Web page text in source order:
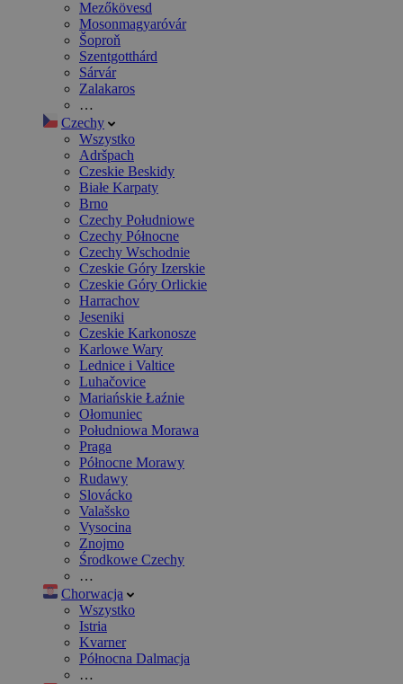
Mezőkövesd
Mosonmagyaróvár
Šoproň
Szentgotthárd
Sárvár
Zalakaros
…
Czechy
Wszystko
Adršpach
Czeskie Beskidy
Białe Karpaty
Brno
Czechy Południowe
Czechy Północne
Czechy Wschodnie
Czeskie Góry Izerskie
Czeskie Góry Orlickie
Harrachov
Jeseniki
Czeskie Karkonosze
Karlowe Wary
Lednice i Valtice
Luhačovice
Mariańskie Łaźnie
Ołomuniec
Południowa Morawa
Praga
Północne Morawy
Rudawy
Slovácko
Valašsko
Vysocina
Znojmo
Środkowe Czechy
…
Chorwacja
Wszystko
Istria
Kvarner
Północna Dalmacja
…